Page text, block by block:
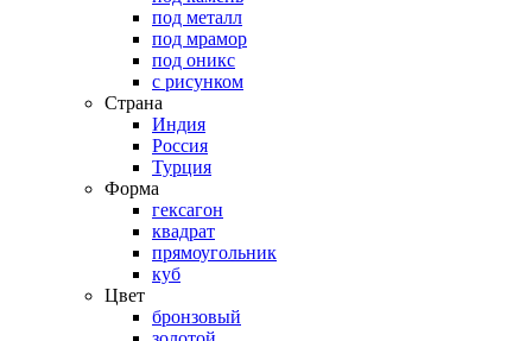
под металл
под мрамор
под оникс
с рисунком
Страна
Индия
Россия
Турция
Форма
гексагон
квадрат
прямоугольник
куб
Цвет
бронзовый